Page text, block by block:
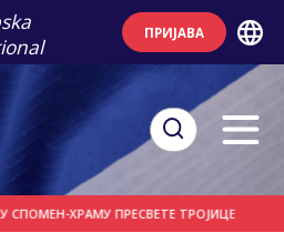
ПРИЈАВА
ХРАМУ ПРЕСВЕТЕ ТРОЈИЦЕ ДАНАС